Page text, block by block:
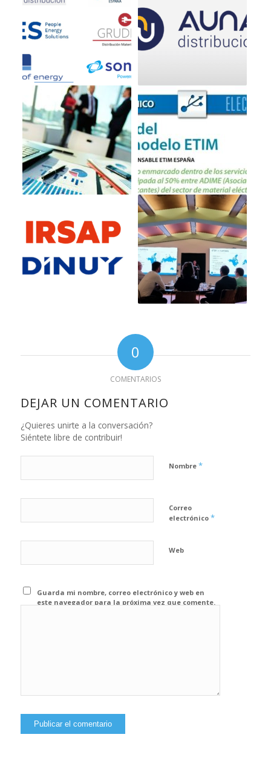
0
COMENTARIOS
DEJAR UN COMENTARIO
¿Quieres unirte a la conversación?
Siéntete libre de contribuir!
Nombre *
Correo
electrónico *
Web
Guarda mi nombre, correo electrónico y web en
este navegador para la próxima vez que comente.